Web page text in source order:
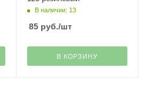
В наличии: 13
85руб./шт
В КОРЗИНУ